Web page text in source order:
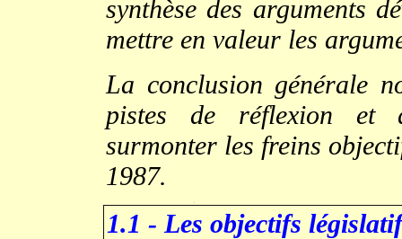
synthèse des arguments
mettre en valeur les
La conclusion générale
pistes de réflexion et
surmonter les freins
1987.
1.1 - Les objectifs